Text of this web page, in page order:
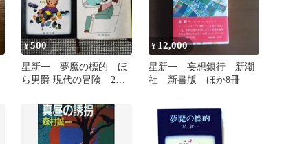
¥500
星新一 夢魔の標的 ほ
ら男爵 現代の冒険 2冊
¥ 12,000
星新一 妄想銀行 新潮
社 新書版 ほか8冊